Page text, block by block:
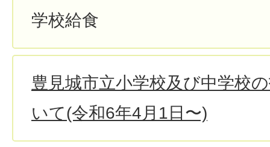
学校給食
豊見城市立小学校及び中学校
いて(令和6年4月1日〜)